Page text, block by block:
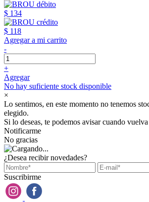
$ 134
$ 118
Agregar a mi carrito
-
+
Agregar
No hay suficiente stock disponible
×
Lo sentimos, en este momento no tenemos
elegido.
Si lo deseas, te podemos avisar cuando
Notificarme
No gracias
¿Desea recibir novedades?
Suscribirme